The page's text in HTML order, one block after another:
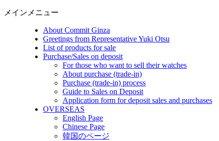
メインメニュー
About Commit Ginza
Greetings from Representative Yuki Otsu
List of products for sale
Purchase/Sales on deposit
For those who want to sell their watches
About purchase (trade-in)
Purchase (trade-in) process
Guide to Sales on Deposit
Application form for deposit sales and purchases
OVERSEAS
English Page
Chinese Page
韓国のページ